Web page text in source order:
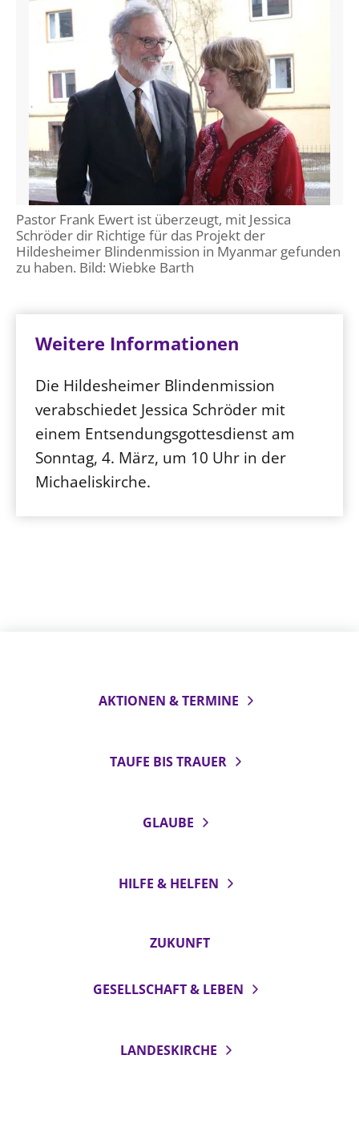
Pastor Frank Ewert ist überzeugt, mit Jessica
Schröder dir Richtige für das Projekt der
Hildesheimer Blindenmission in Myanmar gefunden
zu haben. Bild: Wiebke Barth
Weitere Informationen
Die Hildesheimer Blindenmission
verabschiedet Jessica Schröder mit
einem Entsendungsgottesdienst am
Sonntag, 4. März, um 10 Uhr in der
Michaeliskirche.
AKTIONEN & TERMINE
TAUFE BIS TRAUER
GLAUBE
HILFE & HELFEN
ZUKUNFT
GESELLSCHAFT & LEBEN
LANDESKIRCHE